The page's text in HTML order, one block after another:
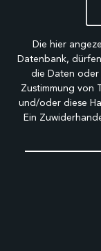
Die hier
Datenbank,
die Daten
Zustimmung von
und/oder diese
Ein